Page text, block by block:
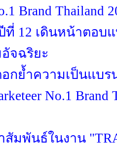
Brand Thailand
ที่ 12 เดินหน้าตอบ
จฉริยะ
อกย้ำความเป็นแบ
No.1 Brand
สัมพันธ์ในงาน